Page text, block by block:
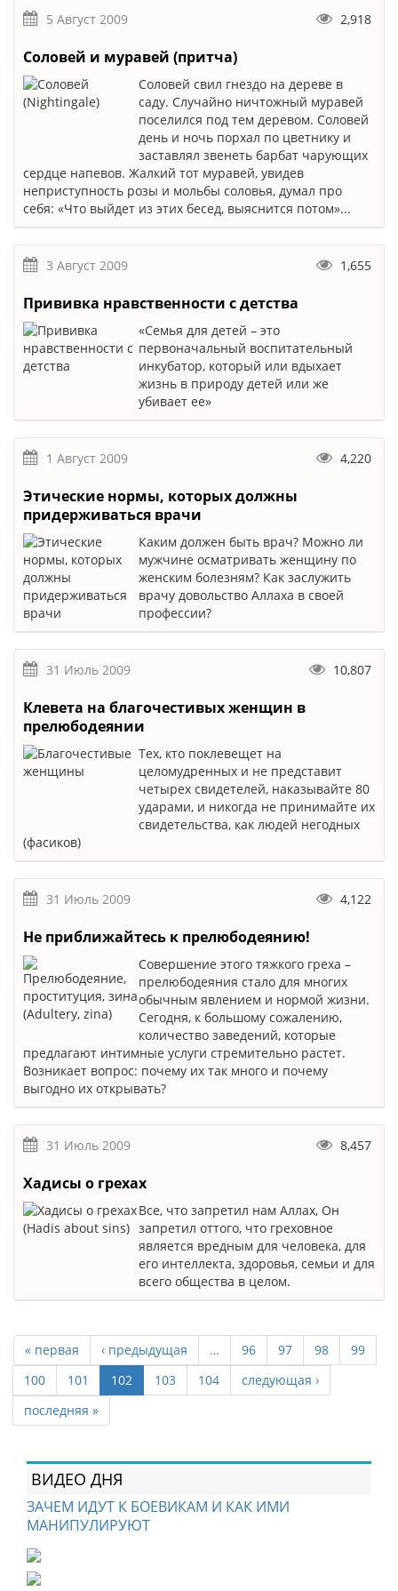
5 Август 2009 2,918
Соловей и муравей (притча)
Соловей свил гнездо на дереве в
саду. Случайно ничтожный муравей
поселился под тем деревом. Соловей
день и ночь порхал по цветнику и
заставлял звенеть барбат чарующих
сердце напевов. Жалкий тот муравей, увидев
неприступность розы и мольбы соловья, думал про
себя: «Что выйдет из этих бесед, выяснится потом»...
3 Август 2009 1,655
Прививка нравственности с детства
«Семья для детей – это
первоначальный воспитательный
инкубатор, который или вдыхает
жизнь в природу детей или же
убивает ее»
1 Август 2009 4,220
Этические нормы, которых должны
придерживаться врачи
Каким должен быть врач? Можно ли
мужчине осматривать женщину по
женским болезням? Как заслужить
врачу довольство Аллаха в своей
профессии?
31 Июль 2009 10,807
Клевета на благочестивых женщин в
прелюбодеянии
Тех, кто поклевещет на
целомудренных и не представит
четырех свидетелей, наказывайте 80
ударами, и никогда не принимайте их
свидетельства, как людей негодных
(фасиков)
31 Июль 2009 4,122
Не приближайтесь к прелюбодеянию!
Совершение этого тяжкого греха –
прелюбодеяния стало для многих
обычным явлением и нормой жизни.
Сегодня, к большому сожалению,
количество заведений, которые
предлагают интимные услуги стремительно растет.
Возникает вопрос: почему их так много и почему
выгодно их открывать?
31 Июль 2009 8,457
Хадисы о грехах
Все, что запретил нам Аллах, Он
запретил оттого, что греховное
является вредным для человека, для
его интеллекта, здоровья, семьи и для
всего общества в целом.
« первая ‹ предыдущая … 96 97 98
99
100
101 102 103 104
следующая ›
последняя »
ВИДЕО ДНЯ
ЗАЧЕМ ИДУТ К БОЕВИКАМ И КАК ИМИ
МАНИПУЛИРУЮТ